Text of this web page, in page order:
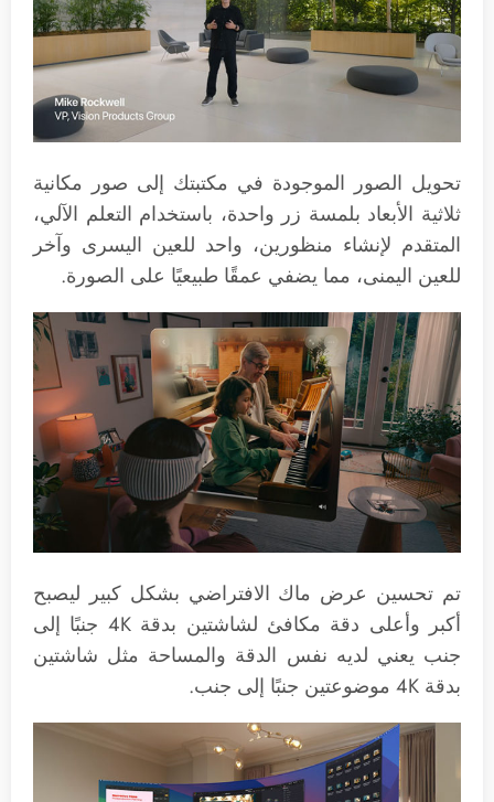
تحويل الصور الموجودة في مكتبتك إلى صور مكانية
ثلاثية الأبعاد بلمسة زر واحدة، باستخدام التعلم الآلي،
المتقدم لإنشاء منظورين، واحد للعين اليسرى وآخر
للعين اليمنى، مما يضفي عمقًا طبيعيًا على الصورة.
تم تحسين عرض ماك الافتراضي بشكل كبير ليصبح
أكبر وأعلى دقة مكافئ لشاشتين بدقة 4K جنبًا إلى
جنب يعني لديه نفس الدقة والمساحة مثل شاشتين
بدقة 4K موضوعتين جنبًا إلى جنب.